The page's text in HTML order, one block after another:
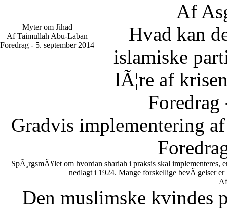
Af
Myter om Jihad
Af Taimullah Abu-Laban
Foredrag - 5. september 2014
Hvad kan
islamiske
lÃ¦re af
Gradvis implementering
SpÃ¸rgsmÃ¥let om hvordan shariah i praksis skal implementeres,
nedlagt i 1924. Mange forskellige bevÃ¦gelser
Den muslimske kvindes